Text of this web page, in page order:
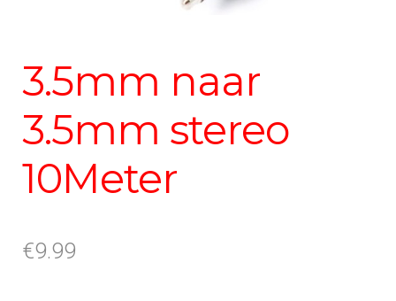
3.5mm naar
3.5mm stereo
10Meter
€9.99